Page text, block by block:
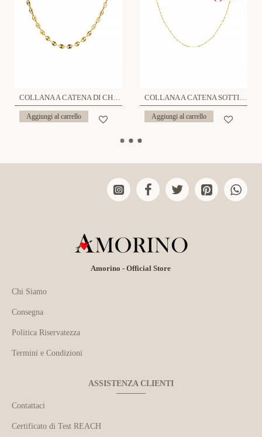
COLLANA A CATENA DI CHICCHI DI CAFFÈ - JN2260D763
Aggiungi al carrello
COLLANA A CATENA SOTTILE - JN2228D778
Aggiungi al carrello
Amorino - Official Store
Chi Siamo
Consegna
Politica Riservatezza
Termini e Condizioni
ASSISTENZA CLIENTI
Contattaci
Certificato di Test REACH